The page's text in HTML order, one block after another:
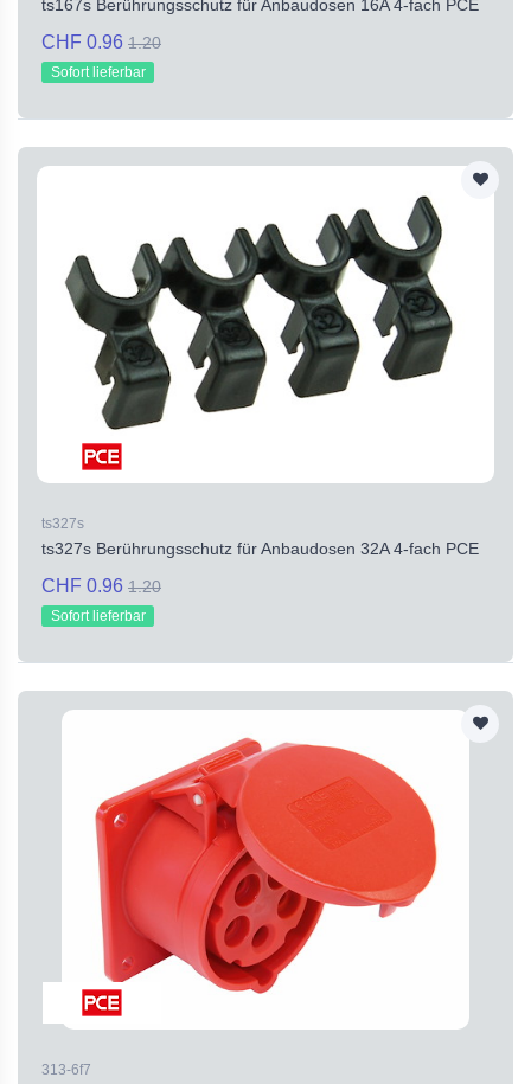
ts167s Berührungsschutz für Anbaudosen 16A 4-fach PCE
CHF 0.96 1.20
Sofort lieferbar
ts327s
ts327s Berührungsschutz für Anbaudosen 32A 4-fach PCE
CHF 0.96 1.20
Sofort lieferbar
313-6f7